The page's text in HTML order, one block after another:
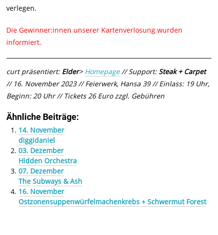
verlegen.
Die Gewinner:innen unserer Kartenverlosung wurden
informiert.
curt präsentiert: Elder> Homepage// Support:Steak + Carpet
// 16. November 2023 // Feierwerk, Hansa 39 // Einlass: 19 Uhr,
Beginn: 20 Uhr // Tickets 26 Euro zzgl. Gebühren
Ähnliche Beiträge:
14. November
diggidaniel
03. Dezember
Hidden Orchestra
07. Dezember
The Subways & Ash
16. November
Ostzonensuppenwürfelmachenkrebs + Schwermut Forest